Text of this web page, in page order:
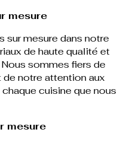
mesure
sur mesure dans notre
de haute qualité et
sommes fiers de
notre attention aux
cuisine que nous
mesure